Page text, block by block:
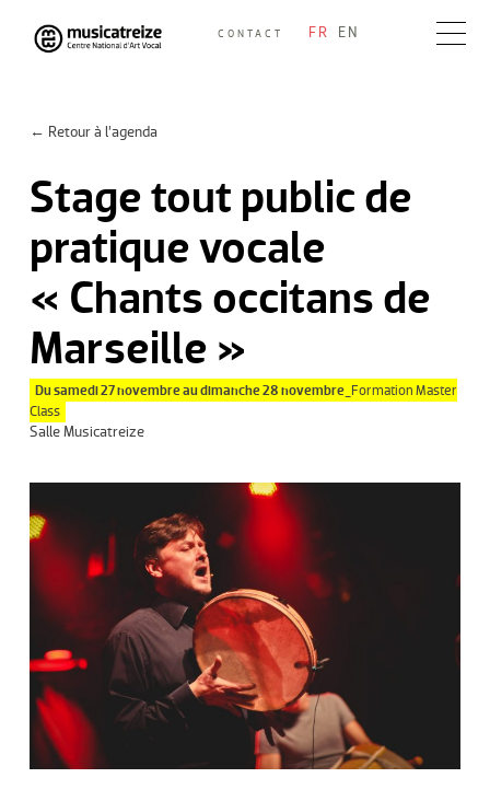
Skip
to
CONTACT FR EN
← Retour à l’agenda
Stage tout public de
pratique vocale
« Chants occitans de
Marseille »
Du samedi 27 novembre au dimanche 28 novembre_ Formation Master
Class
Salle Musicatreize